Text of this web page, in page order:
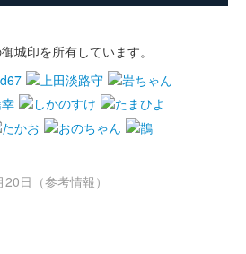
城印を所有しています。
日（参考情報）